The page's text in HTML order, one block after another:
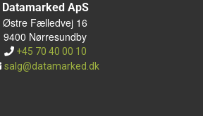
Datamarked ApS
Østre Fælledvej 16
9400 Nørresundby
+45 70 40 00 10
salg@datamarked.dk